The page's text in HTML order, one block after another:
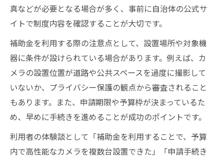
真などが必要となる場合が多く、事前に自治体の公式サ
イトで制度内容を確認することが大切です。
補助金を利用する際の注意点として、設置場所や対象機
器に条件が設けられている場合があります。例えば、カ
メラの設置位置が道路や公共スペースを過度に撮影して
いないか、プライバシー保護の観点から審査されること
もあります。また、申請期限や予算枠が決まっているた
め、早めに手続きを進めることが成功のポイントです。
利用者の体験談として「補助金を利用することで、予算
内で高性能なカメラを複数台設置できた」「申請手続き